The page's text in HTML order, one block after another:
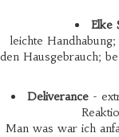
Elke
leichte
den Hausgebrauch;
Deliverance -
Man was war ich